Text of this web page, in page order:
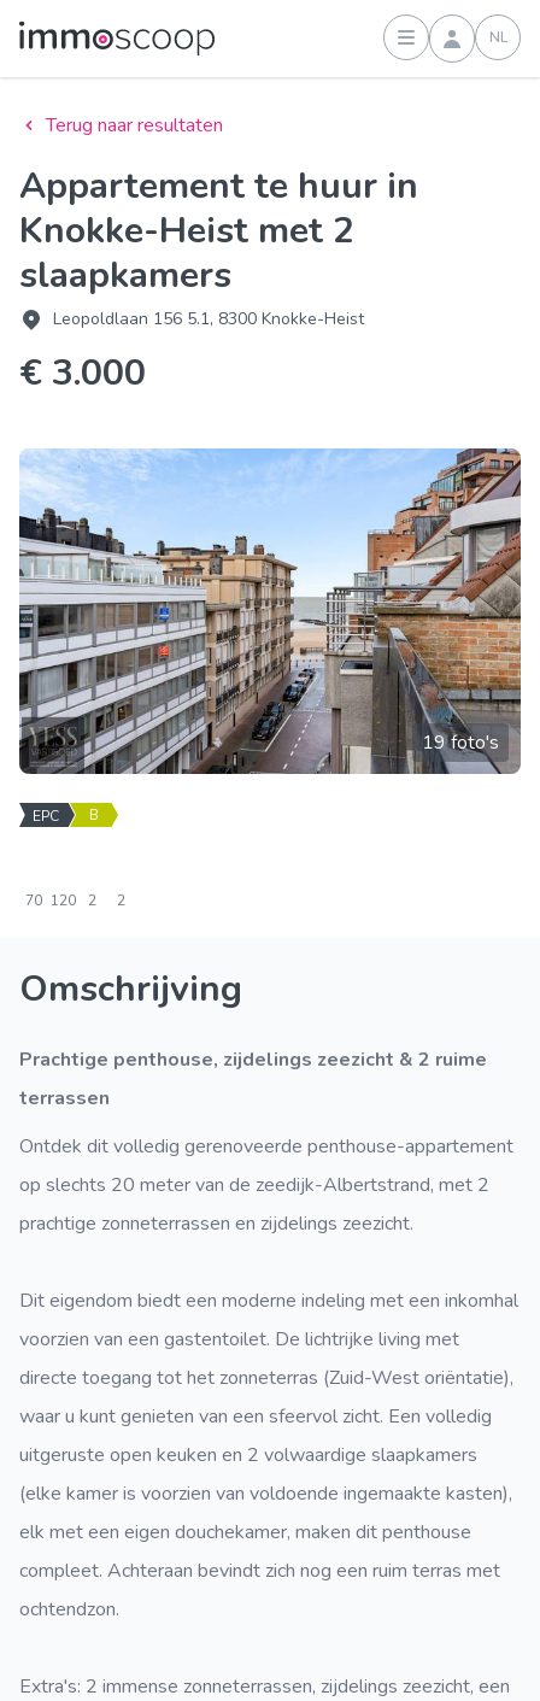
Inloggen
NL
Terug naar resultaten
Appartement te huur in
Knokke-Heist met 2
slaapkamers
Leopoldlaan 156 5.1, 8300 Knokke-Heist
€ 3.000
19 foto's
EPC B
70 120 2 2
Omschrijving
Prachtige penthouse, zijdelings zeezicht & 2 ruime
terrassen
Ontdek dit volledig gerenoveerde penthouse-appartement
op slechts 20 meter van de zeedijk-Albertstrand, met 2
prachtige zonneterrassen en zijdelings zeezicht.
Dit eigendom biedt een moderne indeling met een inkomhal
voorzien van een gastentoilet. De lichtrijke living met
directe toegang tot het zonneterras (Zuid-West oriëntatie),
waar u kunt genieten van een sfeervol zicht. Een volledig
uitgeruste open keuken en 2 volwaardige slaapkamers
(elke kamer is voorzien van voldoende ingemaakte kasten),
elk met een eigen douchekamer, maken dit penthouse
compleet. Achteraan bevindt zich nog een ruim terras met
ochtendzon.
Extra's: 2 immense zonneterrassen, zijdelings zeezicht, een